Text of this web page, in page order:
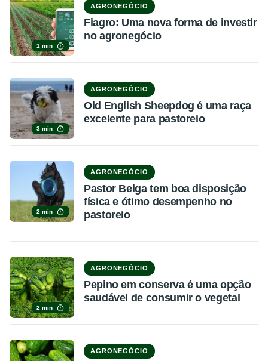
1 min
AGRONEGÓCIO
Fiagro: Uma nova forma de investir
no agronegócio
3 min
AGRONEGÓCIO
Old English Sheepdog é uma raça
excelente para pastoreio
2 min
AGRONEGÓCIO
Pastor Belga tem boa disposição
física e ótimo desempenho no
pastoreio
2 min
AGRONEGÓCIO
Pepino em conserva é uma opção
saudável de consumir o vegetal
AGRONEGÓCIO